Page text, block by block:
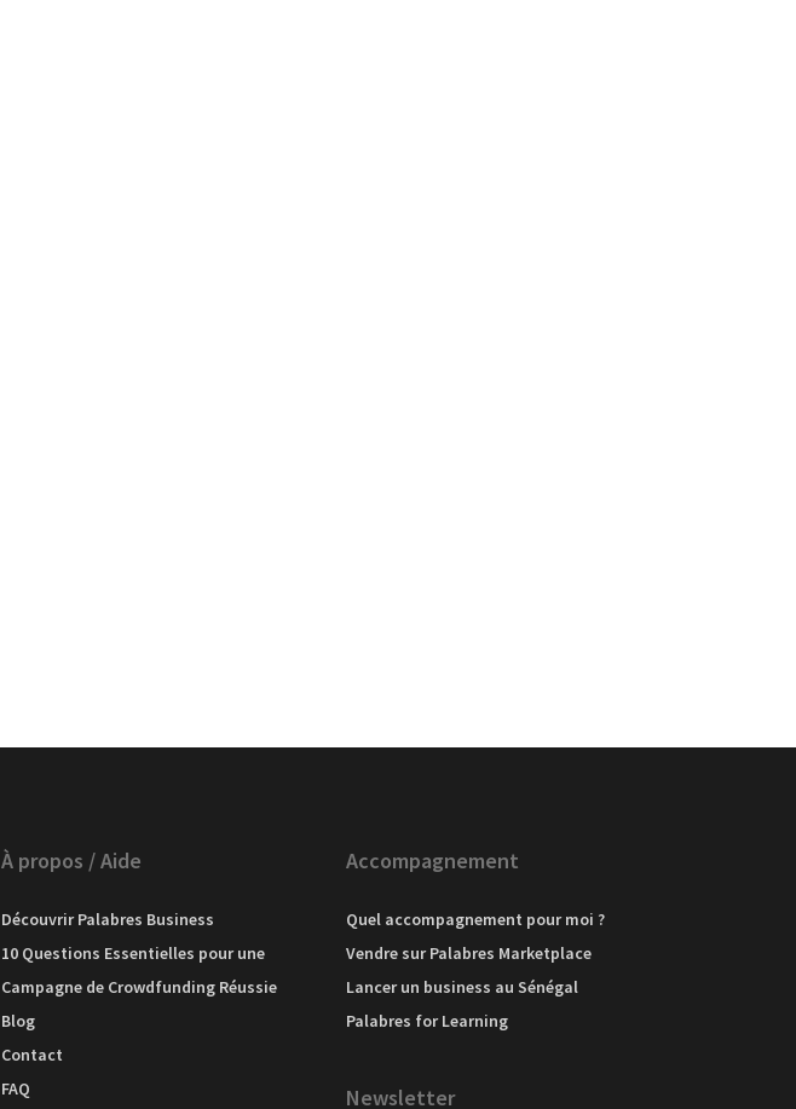
À propos / Aide
Découvrir Palabres Business
10 Questions Essentielles pour une
Campagne de Crowdfunding Réussie
Blog
Contact
FAQ
Accompagnement
Quel accompagnement pour moi ?
Vendre sur Palabres Marketplace
Lancer un business au Sénégal
Palabres for Learning
Newsletter